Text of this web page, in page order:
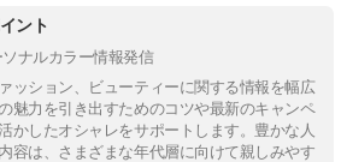
ント
ナルカラー情報発信
ッション、ビューティーに関する情報を幅広
魅力を引き出すためのコツや最新のキャンペ
かしたオシャレをサポートします。豊かな人
容は、さまざまな年代層に向けて親しみやす